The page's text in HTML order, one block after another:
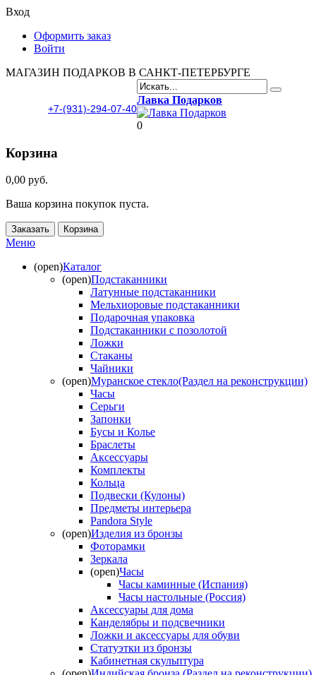
Вход
Оформить заказ
Войти
МАГАЗИН ПОДАРКОВ В САНКТ-ПЕТЕРБУРГЕ
+7-(931)-294-07-40
Лавка Подарков
0
Корзина
0,00 руб.
Ваша корзина покупок пуста.
Заказать Корзина
Меню
(open)Каталог
(open)Подстаканники
Латунные подстаканники
Мельхиоровые подстаканники
Подарочная упаковка
Подстаканники с позолотой
Ложки
Стаканы
Чайники
(open)Муранское стекло(Раздел на реконструкции)
Часы
Серьги
Запонки
Бусы и Колье
Браслеты
Аксессуары
Комплекты
Кольца
Подвески (Кулоны)
Предметы интерьера
Pandora Style
(open)Изделия из бронзы
Фоторамки
Зеркала
(open)Часы
Часы каминные (Испания)
Часы настольные (Россия)
Аксессуары для дома
Канделябры и подсвечники
Ложки и аксессуары для обуви
Статуэтки из бронзы
Кабинетная скульптура